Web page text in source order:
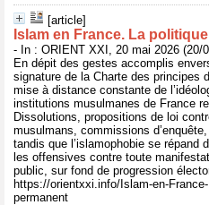
[article]
Islam en France. La
- In : ORIENT XXI, 20 mai 2026 (20/
En dépit des gestes accomplis
signature de la Charte des principes
mise à distance constante de
institutions musulmanes de France
Dissolutions, propositions de loi
musulmans, commissions
tandis que l’islamophobie se répand
les offensives contre toute
public, sur fond de progression
https://orientxxi.info/Islam-en-
permanent